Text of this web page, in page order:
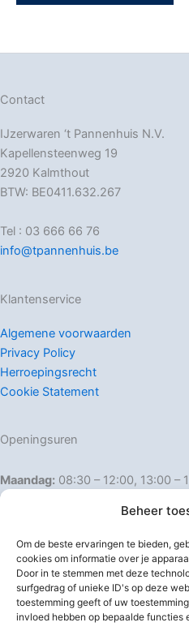
Beheer
Om de beste ervaringen te bieden,
cookies om informatie over je
Door in te stemmen met deze
surfgedrag of unieke ID's op deze
toestemming geeft of uw
invloed hebben op bepaalde functies
Contact
IJzerwaren ‘t Pannenhuis N.V.
Kapellensteenweg 19
2920 Kalmthout
BTW: BE0411.632.267
Tel : 03 666 66 76
info@tpannenhuis.be
Klantenservice
Algemene voorwaarden
Privacy Policy
Herroepingsrecht
Cookie Statement
Openingsuren
Maandag: 08:30 – 12:00, 13:00 –
Dinsdag:
08:30 – 12:00, 13:00
Donderdag: 08:30 – 12:00, 13:00
Vrijdag: 08:30 – 12:00, 13:00 –
Zaterdag: 08:30 – 16:00
Zondag: Gesloten